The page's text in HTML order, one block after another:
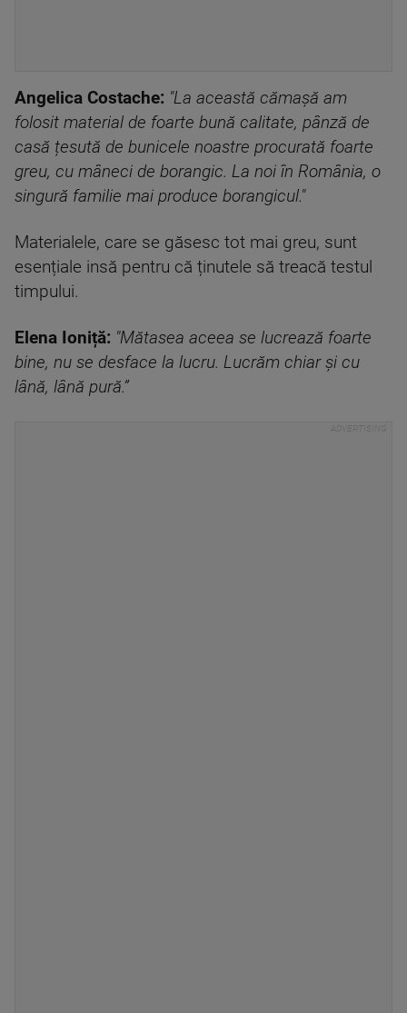
Angelica Costache: "La această cămașă am
folosit material de foarte bună calitate, pânză de
casă țesută de bunicele noastre procurată foarte
greu, cu mâneci de borangic. La noi în România, o
singură familie mai produce borangicul."
Materialele, care se găsesc tot mai greu, sunt
esențiale insă pentru că ținutele să treacă testul
timpului.
Elena Ioniță: "Mătasea aceea se lucrează foarte
bine, nu se desface la lucru. Lucrăm chiar și cu
lână, lână pură.”